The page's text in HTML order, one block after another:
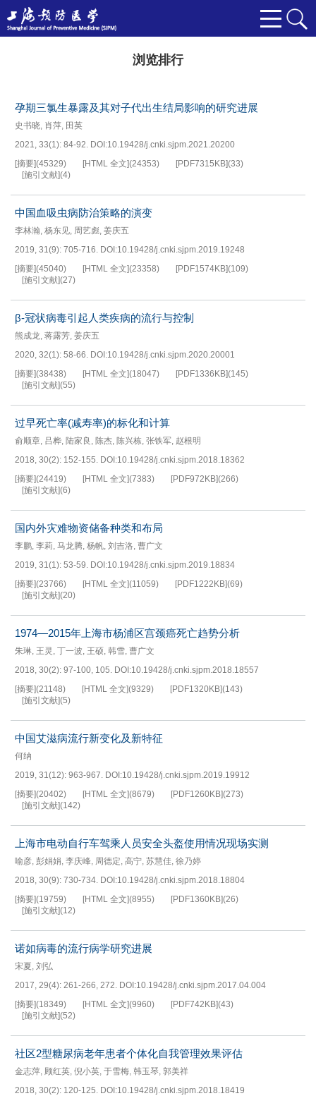
浏览排行
孕期三氯生暴露及其对子代出生结局影响的研究进展
史书晓, 肖萍, 田英
2021, 33(1): 84-92. DOI:10.19428/j.cnki.sjpm.2021.20200
[摘要](45329) [HTML 全文](24353) [PDF7315KB](33)
[施引文献](4)
中国血吸虫病防治策略的演变
李林瀚, 杨东见, 周艺彪, 姜庆五
2019, 31(9): 705-716. DOI:10.19428/j.cnki.sjpm.2019.19248
[摘要](45040) [HTML 全文](23358) [PDF1574KB](109)
[施引文献](27)
β-冠状病毒引起人类疾病的流行与控制
熊成龙, 蒋露芳, 姜庆五
2020, 32(1): 58-66. DOI:10.19428/j.cnki.sjpm.2020.20001
[摘要](38438) [HTML 全文](18047) [PDF1336KB](145)
[施引文献](55)
过早死亡率(减寿率)的标化和计算
俞顺章, 吕桦, 陆家良 , 陈杰, 陈兴栋, 张铁军, 赵根明
2018, 30(2): 152-155. DOI:10.19428/j.cnki.sjpm.2018.18362
[摘要](24419) [HTML 全文](7383) [PDF972KB](266)
[施引文献](6)
国内外灾难物资储备种类和布局
李鹏, 李莉, 马龙腾, 杨帆, 刘吉洛, 曹广文
2019, 31(1): 53-59. DOI:10.19428/j.cnki.sjpm.2019.18834
[摘要](23766) [HTML 全文](11059) [PDF1222KB](69)
[施引文献](20)
1974—2015年上海市杨浦区宫颈癌死亡趋势分析
朱琳, 王灵 , 丁一波, 王硕, 韩雪, 曹广文
2018, 30(2): 97-100, 105. DOI:10.19428/j.cnki.sjpm.2018.18557
[摘要](21148) [HTML 全文](9329) [PDF1320KB](143)
[施引文献](5)
中国艾滋病流行新变化及新特征
何纳
2019, 31(12): 963-967. DOI:10.19428/j.cnki.sjpm.2019.19912
[摘要](20402) [HTML 全文](8679) [PDF1260KB](273)
[施引文献](142)
上海市电动自行车驾乘人员安全头盔使用情况现场实测
喻彦, 彭娟娟, 李庆峰, 周德定, 高宁, 苏慧佳, 徐乃婷
2018, 30(9): 730-734. DOI:10.19428/j.cnki.sjpm.2018.18804
[摘要](19759) [HTML 全文](8955) [PDF1360KB](26)
[施引文献](12)
诺如病毒的流行病学研究进展
宋夏, 刘弘
2017, 29(4): 261-266, 272. DOI:10.19428/j.cnki.sjpm.2017.04.004
[摘要](18349) [HTML 全文](9960) [PDF742KB](43)
[施引文献](52)
社区2型糖尿病老年患者个体化自我管理效果评估
金志萍, 顾红英, 倪小英, 于雪梅, 韩玉琴, 郭美祥
2018, 30(2): 120-125. DOI:10.19428/j.cnki.sjpm.2018.18419